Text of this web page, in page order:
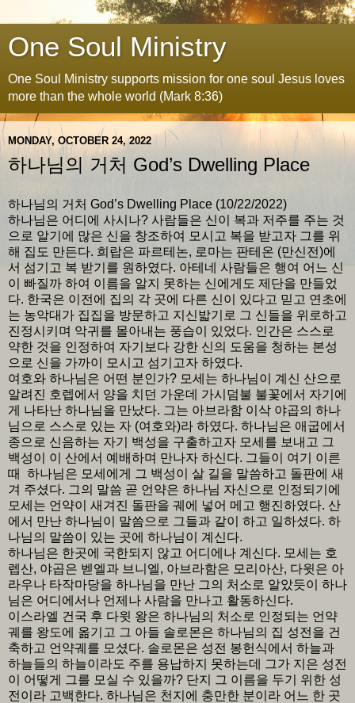
One Soul Ministry
One Soul Ministry supports mission for one soul Jesus loves
more than the whole world (Mark 8:36)
MONDAY, OCTOBER 24, 2022
하나님의 거처 God’s Dwelling Place
하나님의 거처 God’s Dwelling Place (10/22/2022)
하나님은 어디에 사시나? 사람들은 신이 복과 저주를 주는 것
으로 알기에 많은 신을 창조하여 모시고 복을 받고자 그를 위
해 집도 만든다. 희랍은 파르테논, 로마는 판테온 (만신전)에
서 섬기고 복 받기를 원하였다. 아테네 사람들은 행여 어느 신
이 빠질까 하여 이름을 알지 못하는 신에게도 제단을 만들었
다. 한국은 이전에 집의 각 곳에 다른 신이 있다고 믿고 연초에
는 농악대가 집집을 방문하고 지신밟기로 그 신들을 위로하고
진정시키며 악귀를 몰아내는 풍습이 있었다. 인간은 스스로
약한 것을 인정하여 자기보다 강한 신의 도움을 청하는 본성
으로 신을 가까이 모시고 섬기고자 하였다.
여호와 하나님은 어떤 분인가? 모세는 하나님이 계신 산으로
알려진 호렙에서 양을 치던 가운데 가시덤불 불꽃에서 자기에
게 나타난 하나님을 만났다. 그는 아브라함 이삭 야곱의 하나
님으로 스스로 있는 자 (여호와)라 하였다. 하나님은 애굽에서
종으로 신음하는 자기 백성을 구출하고자 모세를 보내고 그
백성이 이 산에서 예배하며 만나자 하신다. 그들이 여기 이른
때 하나님은 모세에게 그 백성이 살 길을 말씀하고 돌판에 새
겨 주셨다. 그의 말씀 곧 언약은 하나님 자신으로 인정되기에
모세는 언약이 새겨진 돌판을 궤에 넣어 메고 행진하였다. 산
에서 만난 하나님이 말씀으로 그들과 같이 하고 일하셨다. 하
나님의 말씀이 있는 곳에 하나님이 계신다.
하나님은 한곳에 국한되지 않고 어디에나 계신다. 모세는 호
렙산, 야곱은 벧엘과 브니엘, 아브라함은 모리아산, 다윗은 아
라우나 타작마당을 하나님을 만난 그의 처소로 알았듯이 하나
님은 어디에서나 언제나 사람을 만나고 활동하신다.
이스라엘 건국 후 다윗 왕은 하나님의 처소로 인정되는 언약
궤를 왕도에 옮기고 그 아들 솔로몬은 하나님의 집 성전을 건
축하고 언약궤를 모셨다. 솔로몬은 성전 봉헌식에서 하늘과
하늘들의 하늘이라도 주를 용납하지 못하는데 그가 지은 성전
이 어떻게 그를 모실 수 있을까? 단지 그 이름을 두기 위한 성
전이라 고백한다. 하나님은 천지에 충만한 분이라 어느 한 곳